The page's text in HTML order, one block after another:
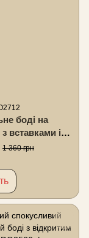
боді на
вставками із
1 360 грн